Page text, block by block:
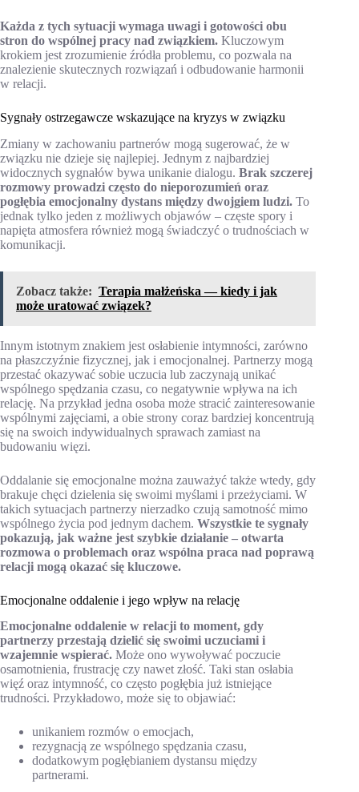
Każda z tych sytuacji wymaga uwagi i gotowości obu
stron do wspólnej pracy nad związkiem. Kluczowym
krokiem jest zrozumienie źródła problemu, co pozwala na
znalezienie skutecznych rozwiązań i odbudowanie harmonii
w relacji.
Sygnały ostrzegawcze wskazujące na kryzys w związku
Zmiany w zachowaniu partnerów mogą sugerować, że w
związku nie dzieje się najlepiej. Jednym z najbardziej
widocznych sygnałów bywa unikanie dialogu. Brak szczerej
rozmowy prowadzi często do nieporozumień oraz
pogłębia emocjonalny dystans między dwojgiem ludzi. To
jednak tylko jeden z możliwych objawów – częste spory i
napięta atmosfera również mogą świadczyć o trudnościach w
komunikacji.
Zobacz także: Terapia małżeńska — kiedy i jak
może uratować związek?
Innym istotnym znakiem jest osłabienie intymności, zarówno
na płaszczyźnie fizycznej, jak i emocjonalnej. Partnerzy mogą
przestać okazywać sobie uczucia lub zaczynają unikać
wspólnego spędzania czasu, co negatywnie wpływa na ich
relację. Na przykład jedna osoba może stracić zainteresowanie
wspólnymi zajęciami, a obie strony coraz bardziej koncentrują
się na swoich indywidualnych sprawach zamiast na
budowaniu więzi.
Oddalanie się emocjonalne można zauważyć także wtedy, gdy
brakuje chęci dzielenia się swoimi myślami i przeżyciami. W
takich sytuacjach partnerzy nierzadko czują samotność mimo
wspólnego życia pod jednym dachem. Wszystkie te sygnały
pokazują, jak ważne jest szybkie działanie – otwarta
rozmowa o problemach oraz wspólna praca nad poprawą
relacji mogą okazać się kluczowe.
Emocjonalne oddalenie i jego wpływ na relację
Emocjonalne oddalenie w relacji to moment, gdy
partnerzy przestają dzielić się swoimi uczuciami i
wzajemnie wspierać. Może ono wywoływać poczucie
osamotnienia, frustrację czy nawet złość. Taki stan osłabia
więź oraz intymność, co często pogłębia już istniejące
trudności. Przykładowo, może się to objawiać:
unikaniem rozmów o emocjach,
rezygnacją ze wspólnego spędzania czasu,
dodatkowym pogłębianiem dystansu między
partnerami.